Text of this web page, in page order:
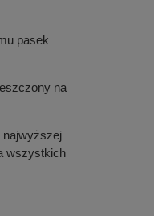
pasek
na
najwyższej
wszystkich